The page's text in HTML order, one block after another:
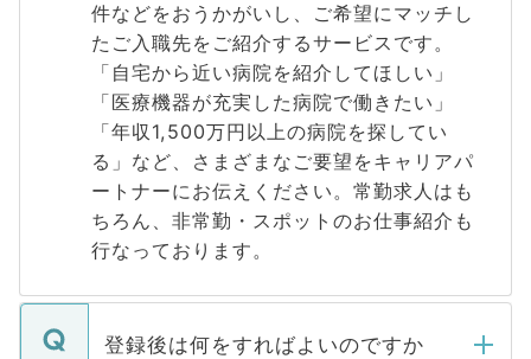
件などをおうかがいし、ご希望にマッチし
たご入職先をご紹介するサービスです。
「自宅から近い病院を紹介してほしい」
「医療機器が充実した病院で働きたい」
「年収1,500万円以上の病院を探してい
る」など、さまざまなご要望をキャリアパ
ートナーにお伝えください。常勤求人はも
ちろん、非常勤・スポットのお仕事紹介も
行なっております。
登録後は何をすればよいのですか